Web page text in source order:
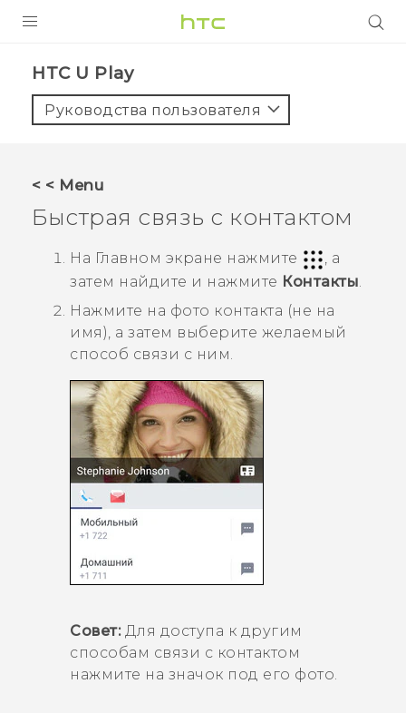
5G
ПОДДЕРЖКА
HTC U Play‎
Руководства пользователя
< < Menu
Быстрая связь с контактом
На Главном экране нажмите
, а
затем найдите и нажмите Контакты
Нажмите на фото контакта (не на
имя), а затем выберите желаемый
способ связи с ним.
Совет:Для доступа к другим
способам связи с контактом
нажмите на значок под его фото.